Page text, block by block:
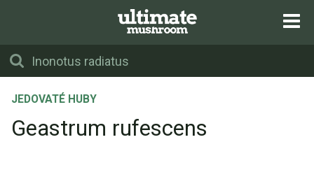
JEDOVATÉ HUBY
Geastrum rufescens